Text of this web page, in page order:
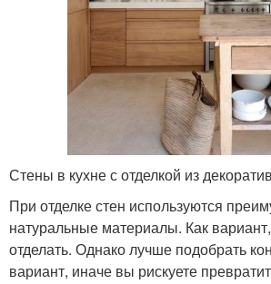
Стены в кухне с отделкой из
При отделке стен используются
натуральные материалы. Как
отделать. Однако лучше подобрать
вариант, иначе вы рискуете